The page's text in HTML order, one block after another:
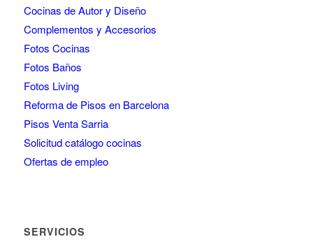
Cocinas de Autor y Diseño
Complementos y Accesorios
Fotos Cocinas
Fotos Baños
Fotos Living
Reforma de Pisos en Barcelona
Pisos Venta Sarria
Solicitud catálogo cocinas
Ofertas de empleo
SERVICIOS